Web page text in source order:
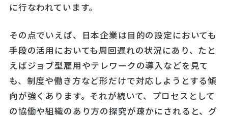
に行なわれています。
その点でいえば、日本企業は目的の設定においても
手段の活用においても周回遅れの状況にあり、たと
えばジョブ型雇用やテレワークの導入などを見て
も、制度や働き方など形だけで対応しようとする傾
向が強くあります。それが続いて、プロセスとして
の協働や組織のあり方の探究が疎かにされると、グ